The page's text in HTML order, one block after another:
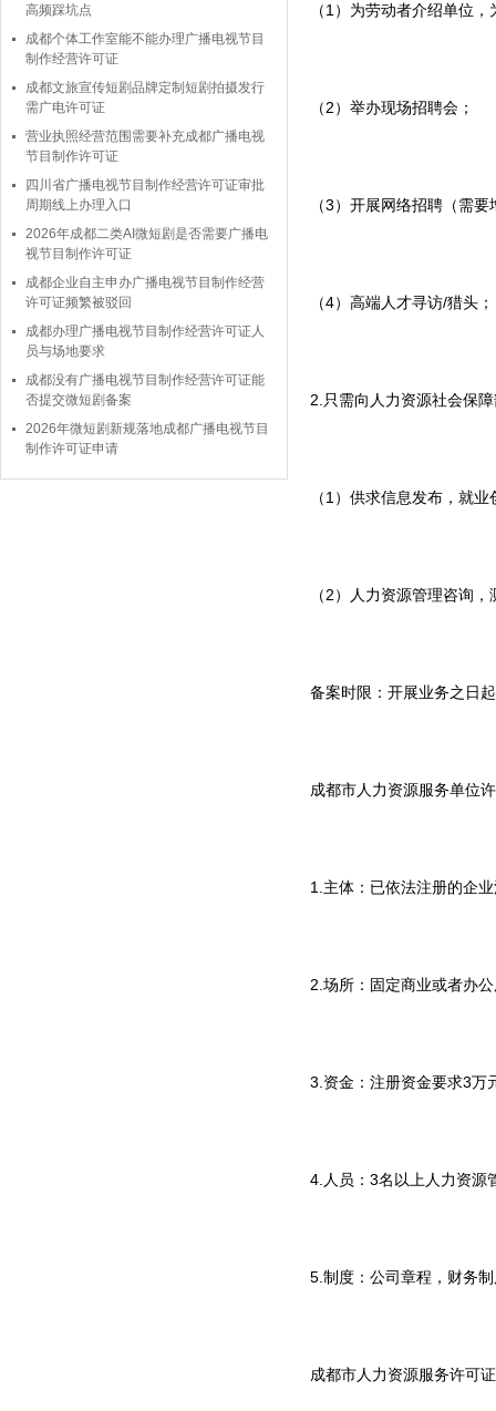
高频踩坑点
成都个体工作室能不能办理广播电视节目
制作经营许可证
成都文旅宣传短剧品牌定制短剧拍摄发行
需广电许可证
营业执照经营范围需要补充成都广播电视
节目制作许可证
四川省广播电视节目制作经营许可证审批
周期线上办理入口
2026年成都二类AI微短剧是否需要广播电
视节目制作许可证
成都企业自主申办广播电视节目制作经营
许可证频繁被驳回
成都办理广播电视节目制作经营许可证人
员与场地要求
成都没有广播电视节目制作经营许可证能
否提交微短剧备案
2026年微短剧新规落地成都广播电视节目
制作许可证申请
（1）为劳动者介绍单位
（2）举办现场招聘会；
（3）开展网络招聘（需
（4）高端人才寻访/猎头；
2.只需向人力资源社会保
（1）供求信息发布，就
（2）人力资源管理咨询
备案时限：开展业务之日
成都市人力资源服务单位
1.主体：已依法注册的企
2.场所：固定商业或者办
3.资金：注册资金要求3万
4.人员：3名以上人力资源
5.制度：公司章程，财务
成都市人力资源服务许可